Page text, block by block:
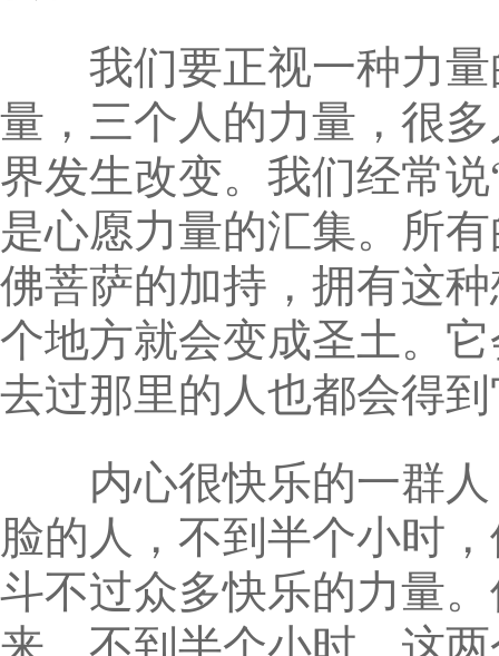
我们要正视一种力量
量，三个人的力量，很
界发生改变。我们经常
是心愿力量的汇集。所
佛菩萨的加持，拥有这
个地方就会变成圣土。
去过那里的人也都会得
内心很快乐的一群人
脸的人，不到半个小时
斗不过众多快乐的力量